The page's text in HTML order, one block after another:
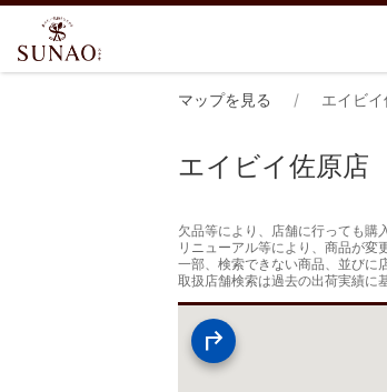
マップを見る エイビ
エイビイ佐原店
欠品等により、店舗に行っても購
リニューアル等により、商品が変
一部、検索できない商品、並びに
取扱店舗検索は過去の出荷実績に